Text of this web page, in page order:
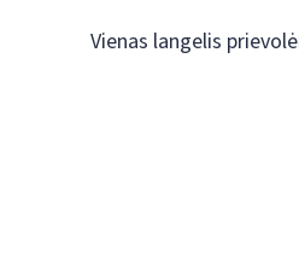
Vienas langelis